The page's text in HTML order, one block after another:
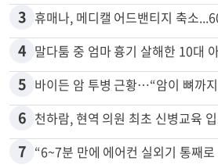
2 40대 여성, 오진으로 자궁 적출 수
3 휴매나, 메디캘 어드밴티지 축소
4
5
6